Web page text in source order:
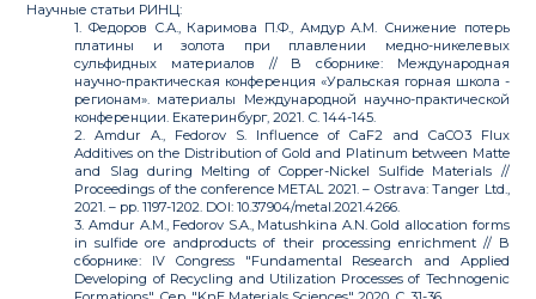
Научные статьи РИНЦ:
1. Федоров С.А., Каримова П.Ф., Амдур А.М. Снижение потерь
платины и золота при плавлении медно-никелевых
сульфидных материалов // В сборнике: Международная
научно-практическая конференция «Уральская горная школа -
регионам». материалы Международной научно-практической
конференции. Екатеринбург, 2021. С. 144-145.
2. Amdur A., Fedorov S. Influence of CaF2 and CaCO3 Flux
Additives on the Distribution of Gold and Platinum between Matte
and Slag during Melting of Copper-Nickel Sulfide Materials //
Proceedings of the conference METAL 2021. – Ostrava: Tanger Ltd.,
2021. – pp. 1197-1202. DOI: 10.37904/metal.2021.4266.
3. Amdur A.M., Fedorov S.A., Matushkina A.N. Gold allocation forms
in sulfide ore andproducts of their processing enrichment // В
сборнике: IV Congress "Fundamental Research and Applied
Developing of Recycling and Utilization Processes of Technogenic